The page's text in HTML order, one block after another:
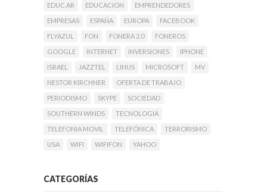
EDUC.AR
EDUCACION
EMPRENDEDORES
EMPRESAS
ESPAÑA EUROPA
FACEBOOK
FLYAZUL
FON FONERA 2.0
FONEROS
GOOGLE
INTERNET INVERSIONES
IPHONE
ISRAEL
JAZZTEL LINUS MICROSOFT
MV
NESTOR KIRCHNER
OFERTA DE TRABAJO
PERIODISMO
SKYPE
SOCIEDAD
SOUTHERN WINDS
TECNOLOGIA
TELEFONIA MOVIL
TELEFÓNICA
TERRORISMO
USA
WIFI WIFIFON YAHOO
CATEGORÍAS